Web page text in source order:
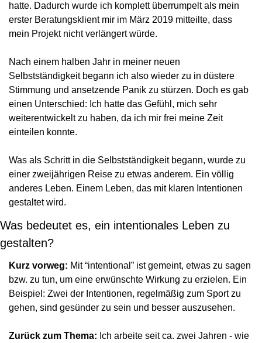
hatte. Dadurch wurde ich komplett überrumpelt als mein
erster Beratungsklient mir im März 2019 mitteilte, dass
mein Projekt nicht verlängert würde.
Nach einem halben Jahr in meiner neuen
Selbstständigkeit begann ich also wieder zu in düstere
Stimmung und ansetzende Panik zu stürzen. Doch es gab
einen Unterschied: Ich hatte das Gefühl, mich sehr
weiterentwickelt zu haben, da ich mir frei meine Zeit
einteilen konnte.
Was als Schritt in die Selbstständigkeit begann, wurde zu
einer zweijährigen Reise zu etwas anderem. Ein völlig
anderes Leben. Einem Leben, das mit klaren Intentionen
gestaltet wird.
Was bedeutet es, ein intentionales Leben zu
gestalten?
Kurz vorweg: Mit “intentional” ist gemeint, etwas zu sagen
bzw. zu tun, um eine erwünschte Wirkung zu erzielen. Ein
Beispiel: Zwei der Intentionen, regelmäßig zum Sport zu
gehen, sind gesünder zu sein und besser auszusehen.
Zurück zum Thema: Ich arbeite seit ca. zwei Jahren - wie